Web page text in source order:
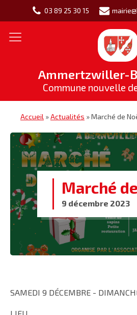
03 89 25 30 15
Ammertzwiller-
Commune nouvelle
Accueil »Actualités »Marché de
Marché
9 décembre 2023
SAMEDI 9 DÉCEMBRE -